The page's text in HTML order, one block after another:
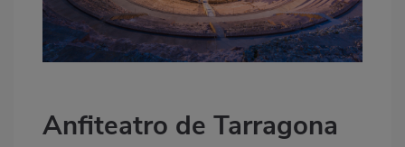
Anfiteatro de Tarragona